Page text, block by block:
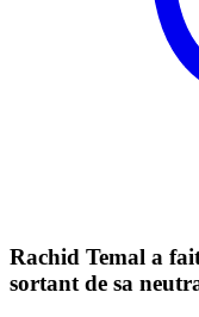
Rachid Temal a
sortant de sa